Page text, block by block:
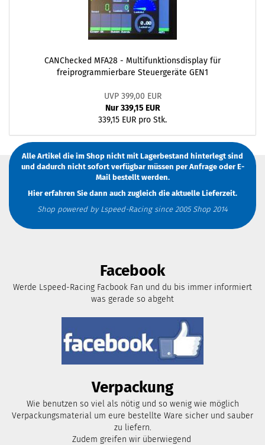
CANChecked MFA28 - Multifunktionsdisplay für
freiprogrammierbare Steuergeräte GEN1
UVP 399,00 EUR
Nur 339,15 EUR
339,15 EUR pro Stk.
Alle Artikel die im Shop nicht mit Lagerbestand hinterlegt sind
und dadurch nicht sofort verfügbar müssen per AnfrageoderE-
Mailbestellt werden.
Hier erfahren Sie dann auch zugleich die aktuelle Lieferzeit.
Shop powered by Lspeed-Racing since 2005 Shop 2014
Facebook
Werde Lspeed-Racing Facbook Fan und du bis immer informiert
was gerade so abgeht
Verpackung
Wie benutzen so viel als nötig und so wenig wie möglich
Verpackungsmaterial um eure bestellte Ware sicher und sauber
zu liefern.
Zudem greifen wir überwiegend